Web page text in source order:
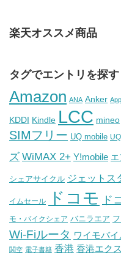
楽天オススメ商品
タグでエントリを探す
Amazon ANA Anker
KDDI Kindle LCC mineo
SIMフリー UQ mobile
ズ WiMAX 2+ Y!mobile
シェアサイクル ジェットス
イムセール ドコモ ド
モ・バイクシェア バニラエア
Wi-Fiルータ ワイモバ
関空 電子書籍 香港 香港エク